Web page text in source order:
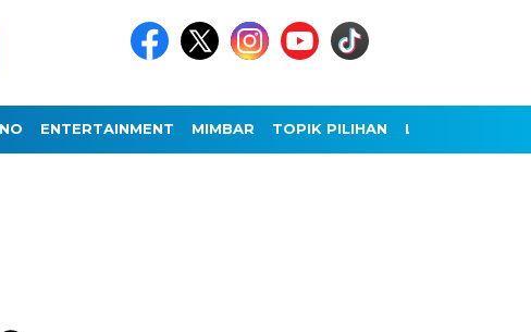
ENTERTAINMENT MIMBAR TOPIK PILIHAN LAINNYA